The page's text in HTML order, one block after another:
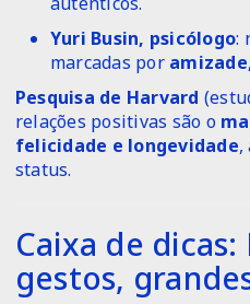
Yuri Busin, psicólogo:
marcadas por
Pesquisa de Harvard
relações positivas são o
felicidade e longevidade,
status.
Caixa de
gestos,